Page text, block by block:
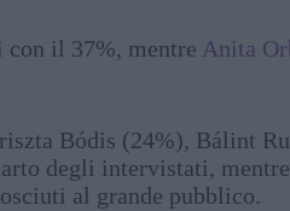
con il 37%, mentre Anita
Bódis (24%), Bálint
degli intervistati,
al grande pubblico.